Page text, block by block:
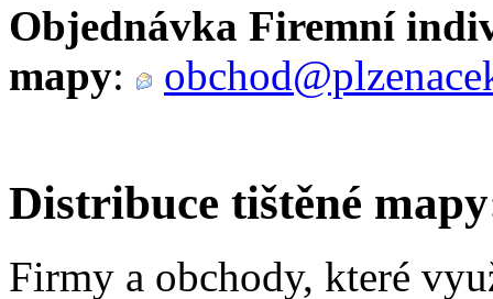
Objednávka Firemní
mapy:
Distribuce tištěné
Firmy a obchody, které